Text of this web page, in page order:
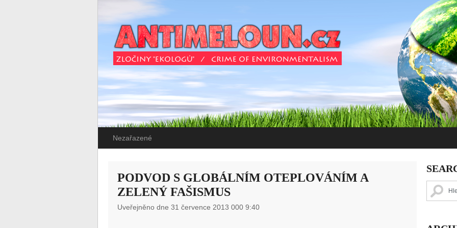
Nezařazené
PODVOD S GLOBÁLNÍM OTEPLOVÁNÍM A
ZELENÝ FAŠISMUS
Uveřejněno dne 31 července 2013 000 9:40